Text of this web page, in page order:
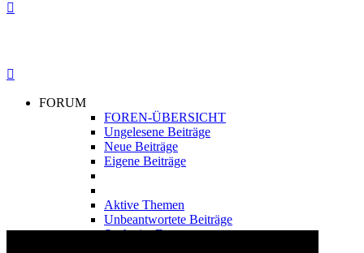
FORUM
FOREN-ÜBERSICHT
Ungelesene Beiträge
Neue Beiträge
Eigene Beiträge
Aktive Themen
Unbeantwortete Beiträge
Suche im Forum